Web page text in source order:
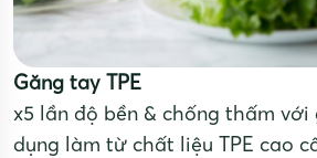
Găng tay TPE
x5 lần độ bền & chống thấm
dụng làm từ chất liệu TPE cao